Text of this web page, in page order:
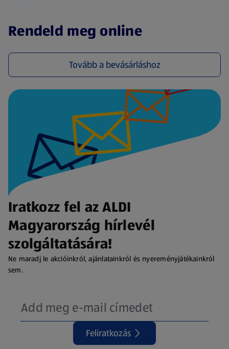
Rendeld meg online
Tovább a bevásárláshoz
(új oldalon nyílik meg)
Iratkozz fel az ALDI
Magyarország hírlevél
szolgáltatására!
Ne maradj le akcióinkról, ajánlatainkról és nyereményjátékainkról
sem.
Feliratkozás